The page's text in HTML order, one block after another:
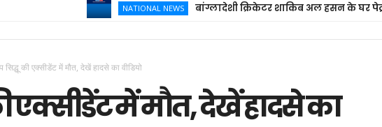
NATIONAL NEWS बांग्लादेशी क्रिकेटर शाकिब अल हसन के घर पेट्रोल
सिद्धू की एक्सीडेंट में मौत, देखें हादसे का वीडियो
एक्सीडेंट में मौत, देखें हादसे का